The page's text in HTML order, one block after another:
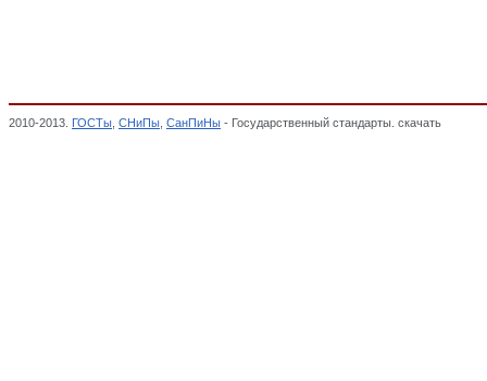
2010-2013. ГОСТы СНиПы СанПиНы - Государственный стандарты. скачать